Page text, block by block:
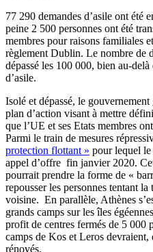
77 290 demandes d’asile ont été
peine 2 500 personnes ont été
membres pour raisons familiales
règlement Dublin. Le nombre de
dépassé les 100 000, bien au-
d’asile.
Isolé et dépassé, le
plan d’action visant à mettre
que l’UE et ses Etats membres
Parmi le train de mesures
protection flottant » pour lequel
appel d’offre fin janvier 2020.
pourrait prendre la forme de «
repousser les personnes tentant
voisine. En parallèle, Athènes
grands camps sur les îles
profit de centres fermés de 5 000
camps de Kos et Leros devraient,
rénovés.